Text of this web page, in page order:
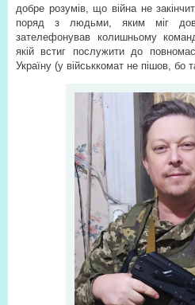
добре розумів, що війна не
поряд з людьми, яким міг
зателефонував колишньому
якій встиг послужити до
Україну (у військкомат не пішов, бо